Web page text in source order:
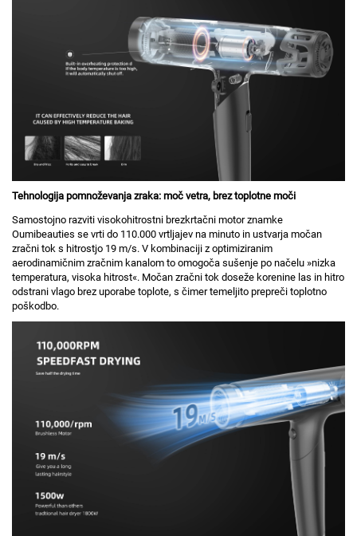
Tehnologija pomnoževanja zraka: moč vetra, brez toplotne moči
Samostojno razviti visokohitrostni brezkrtačni motor znamke
Oumibeauties se vrti do 110.000 vrtljajev na minuto in ustvarja močan
zračni tok s hitrostjo 19 m/s. V kombinaciji z optimiziranim
aerodinamičnim zračnim kanalom to omogoča sušenje po načelu »nizka
temperatura, visoka hitrost«. Močan zračni tok doseže korenine las in hitro
odstrani vlago brez uporabe toplote, s čimer temeljito prepreči toplotno
poškodbo.